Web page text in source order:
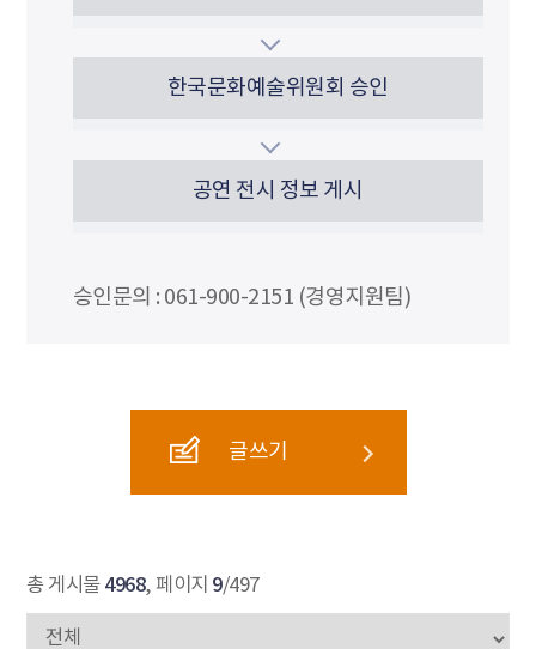
한국문화예술위원회 승인
공연 전시 정보 게시
승인문의 : 061-900-2151 (경영지원팀)
글쓰기
총 게시물 4968, 페이지 9/497